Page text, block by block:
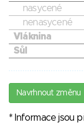
nasycené
nenasycené
Vláknina
Sůl
Navrhnout změnu
* Informace jsou